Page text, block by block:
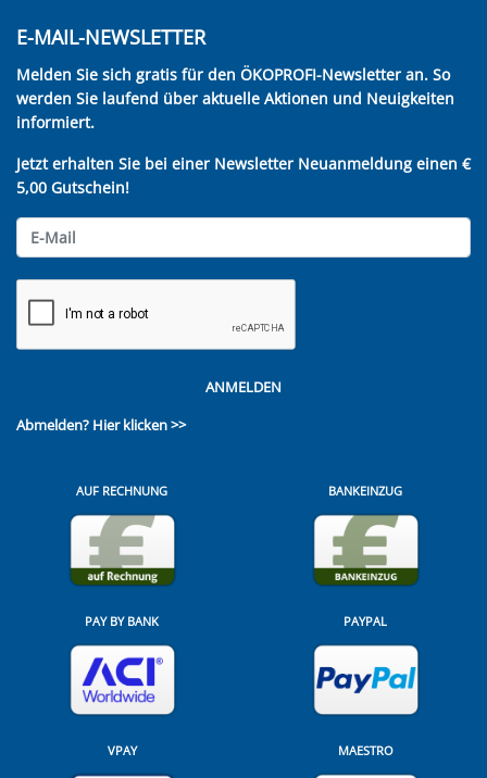
E-MAIL-NEWSLETTER
Melden Sie sich gratis für den ÖKOPROFI-Newsletter an. So
werden Sie laufend über aktuelle Aktionen und Neuigkeiten
informiert.
Jetzt erhalten Sie bei einer Newsletter Neuanmeldung einen €
5,00 Gutschein!
ANMELDEN
Abmelden? Hier klicken >>
AUF RECHNUNG BANKEINZUG
PAY BY BANK PAYPAL
VPAY MAESTRO